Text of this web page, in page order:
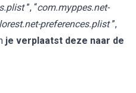
”, “com.myppes.net-
preferences.plist ”,
je verplaatst deze naar de